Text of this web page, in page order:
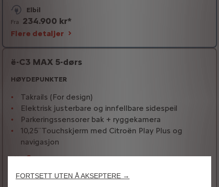
Elbil
Fra 234.900 kr*
Flere detaljer
ë-C3 MAX 5-dørs
HØYDEPUNKTER
Takrails (For design)
Elektrisk justerbare og innfellbare sidespeil
Parkeringssensorer bak + ryggekamera
10,25¨Touchskjerm med Citroën Play Plus og
navigasjon
Se mer
Fra 264.900 kr*
FORTSETT UTEN Å AKSEPTERE →